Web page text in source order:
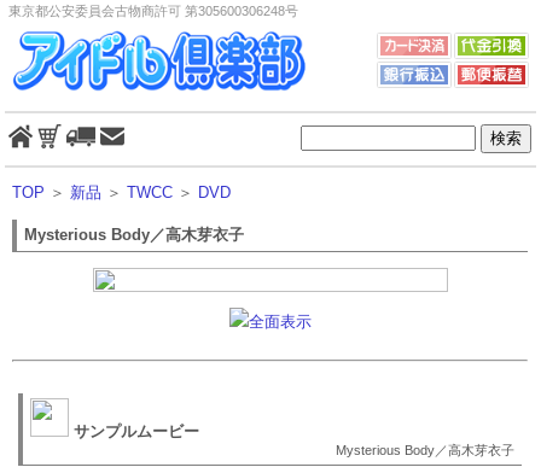
東京都公安委員会古物商許可 第305600306248号
TOP ＞ 新品 ＞TWCC ＞ DVD
Mysterious Body／高木芽衣子
全面表示
サンプルムービー
Mysterious Body／高木芽衣子